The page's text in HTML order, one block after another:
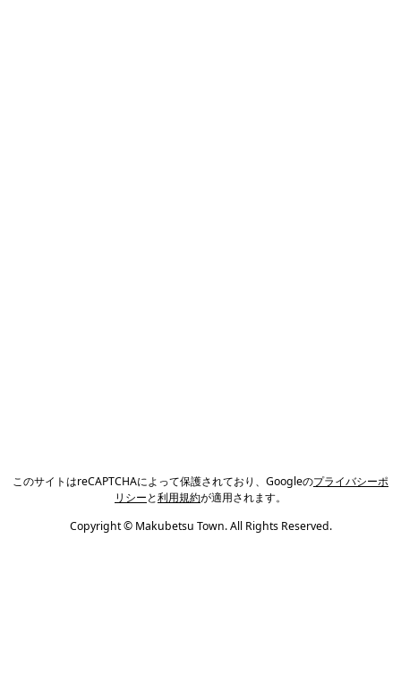
このサイトはreCAPTCHAによって保護されており、Googleのプライバシーポ
リシーと利用規約が適用されます。
Copyright © Makubetsu Town. All Rights Reserved.